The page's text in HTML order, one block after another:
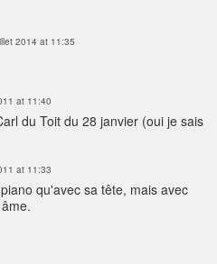
2014 at 11:35
at 11:40
du Toit du 28 janvier (oui je sais
at 11:33
qu'avec sa tête, mais avec